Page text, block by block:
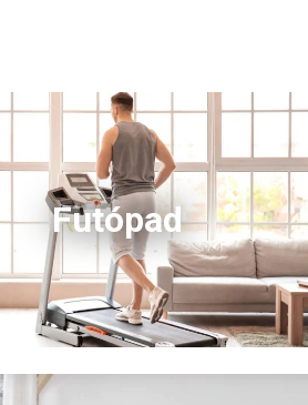
Futópad